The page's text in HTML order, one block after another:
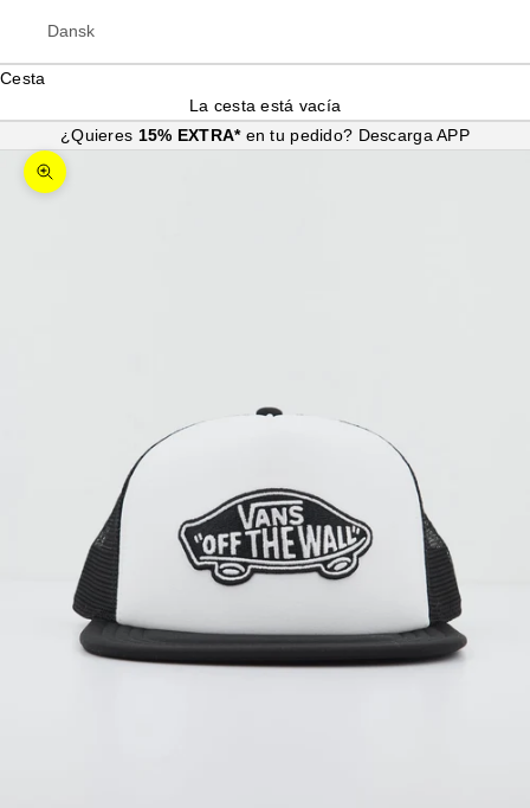
Dansk
Cesta
La cesta está vacía
¿Quieres 15% EXTRA* en tu pedido? Descarga APP
Zoom